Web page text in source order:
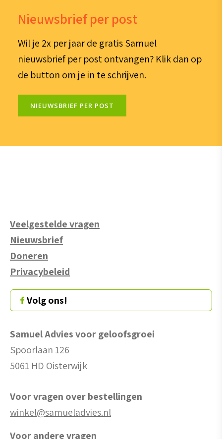
Nieuwsbrief per post
Wil je 2x per jaar de gratis Samuel
nieuwsbrief per post ontvangen? Klik dan op
de button om je in te schrijven.
NIEUWSBRIEF PER POST
Veelgestelde vragen
Nieuwsbrief
Doneren
Privacybeleid
Volg ons!
Samuel Advies voor geloofsgroei
Spoorlaan 126
5061 HD Oisterwijk
Voor vragen over bestellingen
winkel@samueladvies.nl
Voor andere vragen